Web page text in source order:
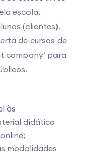
escola,
(clientes).
de cursos de
company’ para
às
didático
modalidades